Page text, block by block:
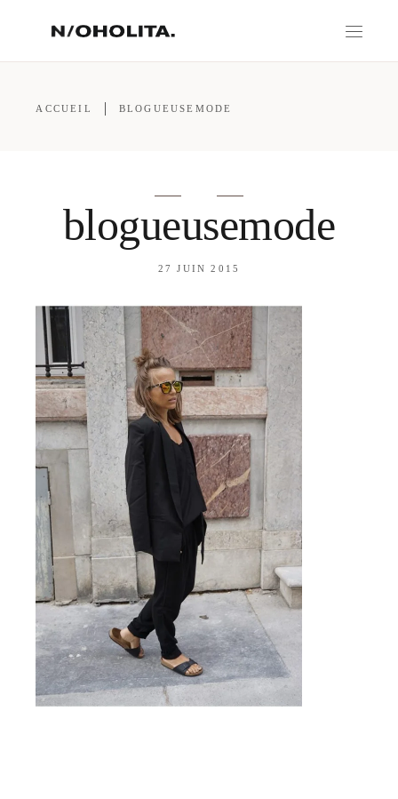
ACCUEIL BLOGUEUSEMODE
blogueusemode
27 JUIN 2015